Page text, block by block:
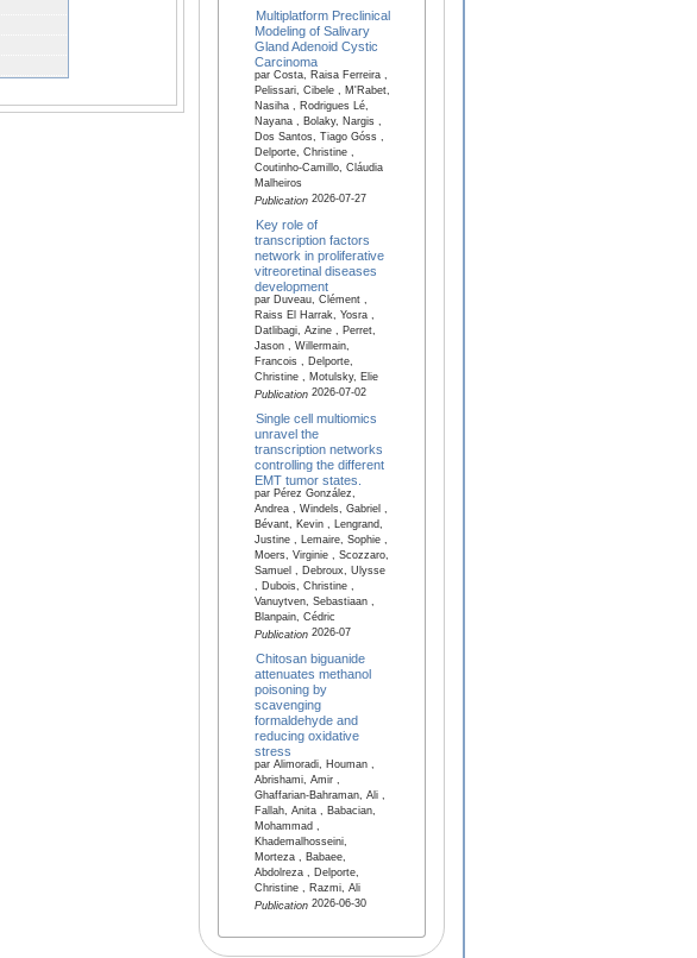
Multiplatform Preclinical
Modeling of Salivary
Gland Adenoid Cystic
Carcinoma
par Costa, Raisa Ferreira ,
Pelissari, Cibele , M'Rabet,
Nasiha , Rodrigues Lé,
Nayana , Bolaky, Nargis ,
Dos Santos, Tiago Góss ,
Delporte, Christine ,
Coutinho-Camillo, Cláudia
Malheiros
Publication2026-07-27
Key role of
transcription factors
network in proliferative
vitreoretinal diseases
development
par Duveau, Clément ,
Raiss El Harrak, Yosra ,
Datlibagi, Azine , Perret,
Jason , Willermain,
Francois , Delporte,
Christine , Motulsky, Elie
Publication2026-07-02
Single cell multiomics
unravel the
transcription networks
controlling the different
EMT tumor states.
par Pérez González,
Andrea , Windels, Gabriel ,
Bévant, Kevin , Lengrand,
Justine , Lemaire, Sophie ,
Moers, Virginie , Scozzaro,
Samuel , Debroux, Ulysse
, Dubois, Christine ,
Vanuytven, Sebastiaan ,
Blanpain, Cédric
Publication2026-07
Chitosan biguanide
attenuates methanol
poisoning by
scavenging
formaldehyde and
reducing oxidative
stress
par Alimoradi, Houman ,
Abrishami, Amir ,
Ghaffarian-Bahraman, Ali ,
Fallah, Anita , Babacian,
Mohammad ,
Khademalhosseini,
Morteza , Babaee,
Abdolreza , Delporte,
Christine , Razmi, Ali
Publication2026-06-30